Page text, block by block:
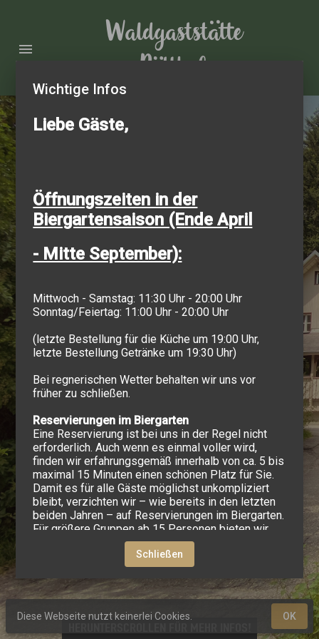
menu
Waldgaststätte
Bütthof
Willkommen beim Bütthof.
RESERVIERUNG ANFRAGEN
SPEISEKARTE
Diese Webseite nutzt keinerlei Cookies. OK
Wichtige Infos
Liebe Gäste,
Öffnungszeiten in der
Biergartensaison (Ende April
- Mitte September):
Mittwoch - Samstag: 11:30 Uhr - 20:00 Uhr
Sonntag/Feiertag: 11:00 Uhr - 20:00 Uhr
(letzte Bestellung für die Küche um 19:00 Uhr,
letzte Bestellung Getränke um 19:30 Uhr)
Bei regnerischen Wetter behalten wir uns vor
früher zu schließen.
Reservierungen im Biergarten
Eine Reservierung ist bei uns in der Regel nicht
erforderlich. Auch wenn es einmal voller wird,
finden wir erfahrungsgemäß innerhalb von ca. 5 bis
maximal 15 Minuten einen schönen Platz für Sie.
Damit es für alle Gäste möglichst unkompliziert
bleibt, verzichten wir – wie bereits in den letzten
beiden Jahren – auf Reservierungen im Biergarten.
Für größere Gruppen ab 15 Personen bieten wir
jedoch gerne die Möglichkeit zur Reservierung ab
16:00 Uhr an. Diese ist von Mittwoch bis Samstag
möglich. Mittags sowie an Sonn- und Feiertagen
nehmen wir keine Reservierungen vor.
Wir freuen uns auf Ihren Besuch im Bütthof! 🌿🍻
Schließen